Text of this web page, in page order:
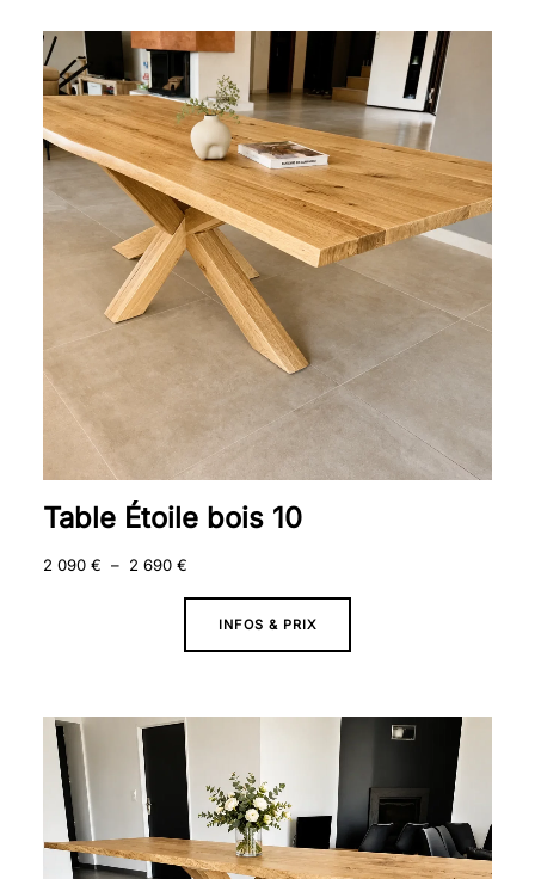
Table Étoile bois 10
2 090 € – 2 690 €
Plage
de
prix :
2
090 €
à
2
690 €
INFOS & PRIX
Plage
de
prix :
2
090 €
à
2
690 €